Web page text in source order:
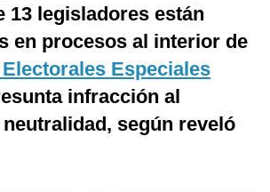
13 legisladores están
en procesos al interior de
Especiales
infracción al
según reveló